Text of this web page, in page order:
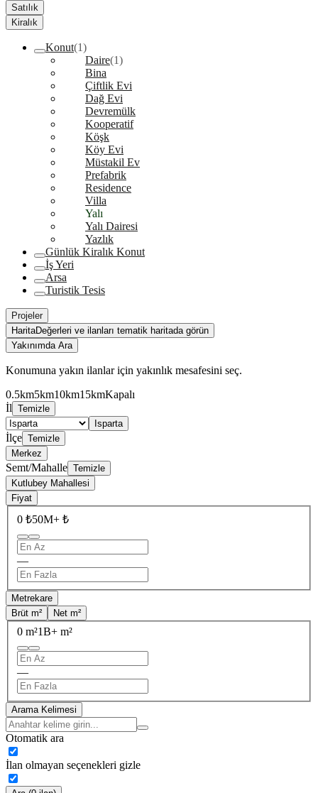
Satılık
Kiralık
Konut(1)
Daire(1)
Bina
Çiftlik Evi
Dağ Evi
Devremülk
Kooperatif
Köşk
Köy Evi
Müstakil Ev
Prefabrik
Residence
Villa
Yalı
Yalı Dairesi
Yazlık
Günlük Kiralık Konut
İş Yeri
Arsa
Turistik Tesis
Projeler
HaritaDeğerleri ve ilanları tematik haritada görün
Yakınımda Ara
Konumuna yakın ilanlar için yakınlık mesafesini seç.
0.5km5km10km15kmKapalı
İl Temizle
Isparta
İlçe Temizle
Merkez
Semt/Mahalle Temizle
Kutlubey Mahallesi
Fiyat
0 ₺50M+ ₺
—
Metrekare
Brüt m²
Net m²
0 m²1B+ m²
—
Arama Kelimesi
Otomatik ara
İlan olmayan seçenekleri gizle